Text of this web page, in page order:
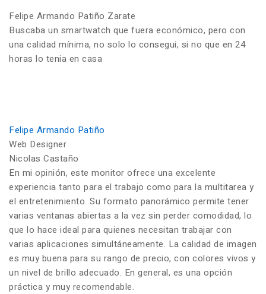
Felipe Armando Patiño Zarate
Buscaba un smartwatch que fuera económico, pero con
una calidad mínima, no solo lo consegui, si no que en 24
horas lo tenia en casa
Felipe Armando Patiño
Web Designer
Nicolas Castaño
En mi opinión, este monitor ofrece una excelente
experiencia tanto para el trabajo como para la multitarea y
el entretenimiento. Su formato panorámico permite tener
varias ventanas abiertas a la vez sin perder comodidad, lo
que lo hace ideal para quienes necesitan trabajar con
varias aplicaciones simultáneamente. La calidad de imagen
es muy buena para su rango de precio, con colores vivos y
un nivel de brillo adecuado. En general, es una opción
práctica y muy recomendable.